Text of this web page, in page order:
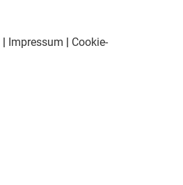
| Impressum | Cookie-